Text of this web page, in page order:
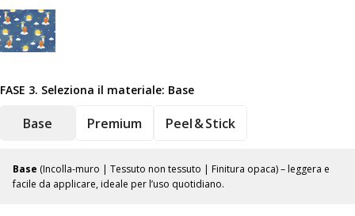
FASE 3. Seleziona il materiale: Base
Base Premium Peel & Stick
Base (Incolla-muro | Tessuto non tessuto | Finitura opaca) – leggera e
facile da applicare, ideale per l’uso quotidiano.